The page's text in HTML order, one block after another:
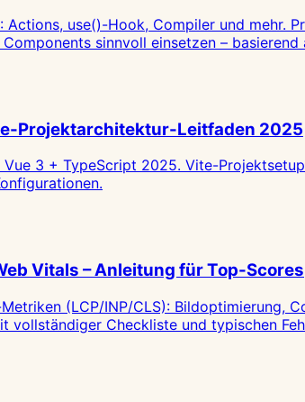
use()-Hook, Compiler und mehr.
sinnvoll einsetzen –
Projektarchitektur-Leitfaden 2025
3 + TypeScript 2025. Vite-
Vitals – Anleitung für Top-Scores
(LCP/INP/CLS): Bildoptimierung,
vollständiger Checkliste und typischen